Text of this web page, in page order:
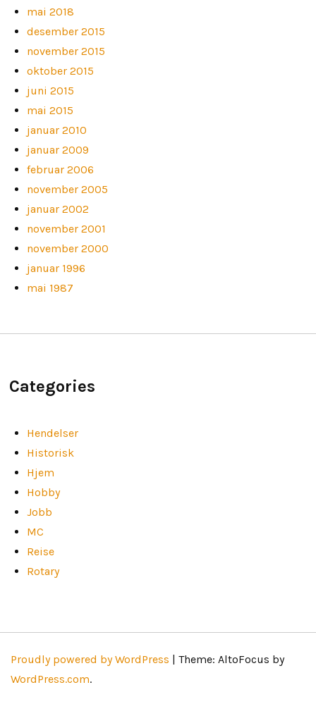
mai 2018
desember 2015
november 2015
oktober 2015
juni 2015
mai 2015
januar 2010
januar 2009
februar 2006
november 2005
januar 2002
november 2001
november 2000
januar 1996
mai 1987
Categories
Hendelser
Historisk
Hjem
Hobby
Jobb
MC
Reise
Rotary
Proudly powered by WordPress | Theme: AltoFocus by
WordPress.com.